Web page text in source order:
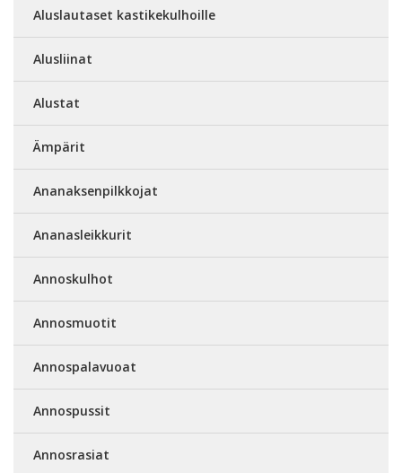
Aluslautaset kastikekulhoille
Alusliinat
Alustat
Ämpärit
Ananaksenpilkkojat
Ananasleikkurit
Annoskulhot
Annosmuotit
Annospalavuoat
Annospussit
Annosrasiat